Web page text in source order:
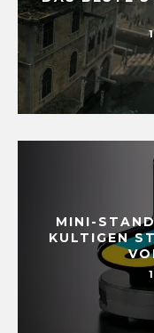
MINI-
KULTIGEN